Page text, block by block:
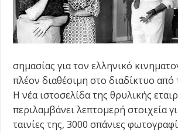
σημασίας για τον ελληνικό
πλέον διαθέσιμη στο διαδίκτυο από
Η νέα ιστοσελίδα της θρυλικής
περιλαμβάνει λεπτομερή στοιχεία
ταινίες της, 3000 σπάνιες